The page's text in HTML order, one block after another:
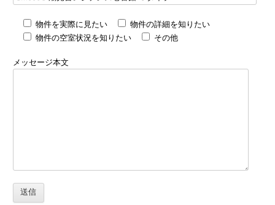
物件を実際に見たい
物件の詳細を知りたい
物件の空室状況を知りたい
その他
メッセージ本文